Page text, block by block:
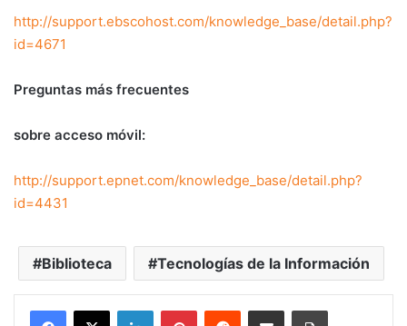
http://support.ebscohost.com/knowledge_base/detail.php?
id=4671
Preguntas más frecuentes
sobre acceso móvil:
http://support.epnet.com/knowledge_base/detail.php?
id=4431
Biblioteca Tecnologías de la Información
LinkedInPinterestReddit Share via Email Print